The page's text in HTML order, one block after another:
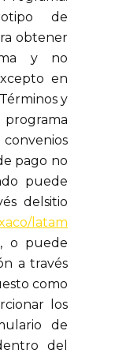
de
obtener
y no
en
y
programa
pago no
puede
delsitio
latam
o puede
a través
como
los
de
del